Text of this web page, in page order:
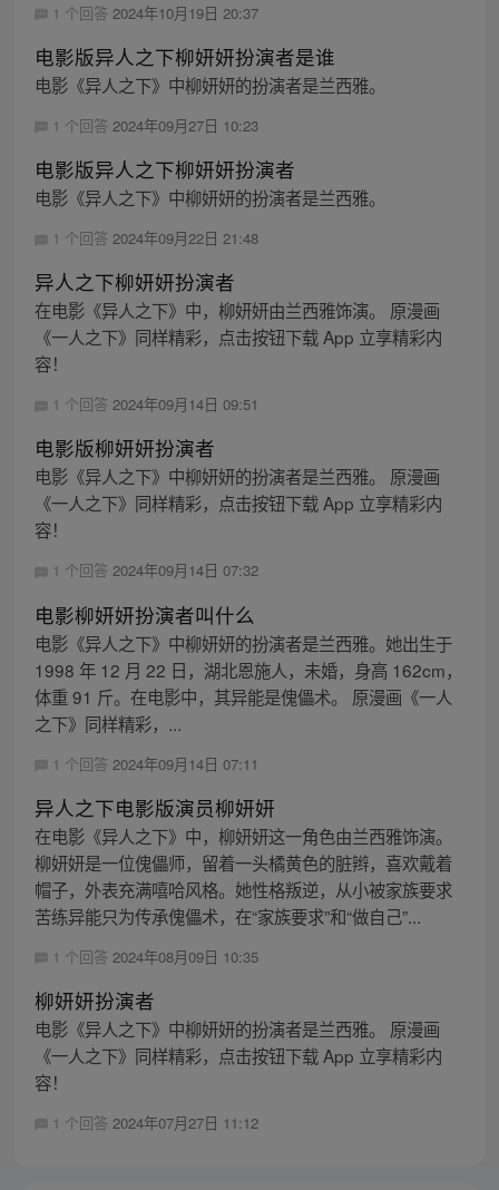
1 个回答 2024年10月19日 20:37
电影版异人之下柳妍妍扮演者是谁
电影《异人之下》中柳妍妍的扮演者是兰西雅。
1 个回答 2024年09月27日 10:23
电影版异人之下柳妍妍扮演者
电影《异人之下》中柳妍妍的扮演者是兰西雅。
1 个回答 2024年09月22日 21:48
异人之下柳妍妍扮演者
在电影《异人之下》中，柳妍妍由兰西雅饰演。 原漫画
《一人之下》同样精彩，点击按钮下载 App 立享精彩内
容！
1 个回答 2024年09月14日 09:51
电影版柳妍妍扮演者
电影《异人之下》中柳妍妍的扮演者是兰西雅。 原漫画
《一人之下》同样精彩，点击按钮下载 App 立享精彩内
容！
1 个回答 2024年09月14日 07:32
电影柳妍妍扮演者叫什么
电影《异人之下》中柳妍妍的扮演者是兰西雅。她出生于
1998 年 12 月 22 日，湖北恩施人，未婚，身高 162cm，
体重 91 斤。在电影中，其异能是傀儡术。 原漫画《一人
之下》同样精彩，...
1 个回答 2024年09月14日 07:11
异人之下电影版演员柳妍妍
在电影《异人之下》中，柳妍妍这一角色由兰西雅饰演。
柳妍妍是一位傀儡师，留着一头橘黄色的脏辫，喜欢戴着
帽子，外表充满嘻哈风格。她性格叛逆，从小被家族要求
苦练异能只为传承傀儡术，在“家族要求”和“做自己”...
1 个回答 2024年08月09日 10:35
柳妍妍扮演者
电影《异人之下》中柳妍妍的扮演者是兰西雅。 原漫画
《一人之下》同样精彩，点击按钮下载 App 立享精彩内
容！
1 个回答 2024年07月27日 11:12